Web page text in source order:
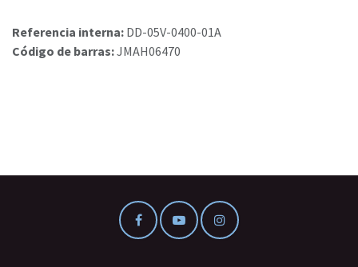
Referencia interna: DD-05V-0400-01A
Código de barras:JMAH06470